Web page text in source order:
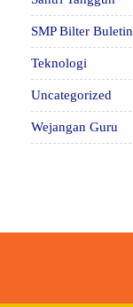
SMP Bilter Buletin
Teknologi
Uncategorized
Wejangan Guru